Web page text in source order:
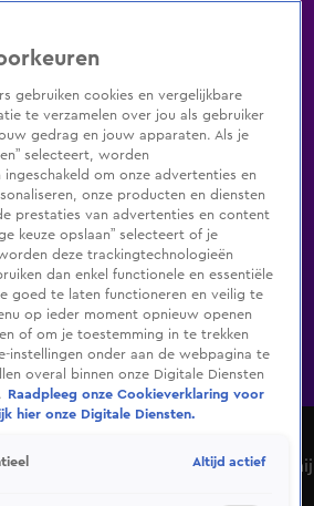
programma's Zenders Genres
inlogShop
Programma's De Bondgenoten
Shop
der Vaart 'dronken' op tv? Dít zegt hij
gebruiken cookies en vergelijkbare
te verzamelen over jou als gebruiker
gedrag en jouw apparaten. Als je
selecteert, worden
om onze advertenties en
onze producten en diensten
prestaties van advertenties en content
keuze opslaan” selecteert of je
deze trackingtechnologieën
dan enkel functionele en essentiële
goed te laten functioneren en veilig te
op ieder moment opnieuw openen
of om je toestemming in te trekken
instellingen onder aan de webpagina te
overal binnen onze Digitale Diensten
Raadpleeg onze Cookieverklaring voor
hier onze Digitale Diensten.
Altijd actief